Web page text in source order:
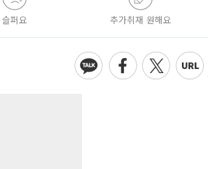
슬퍼요 추가취재 원해요